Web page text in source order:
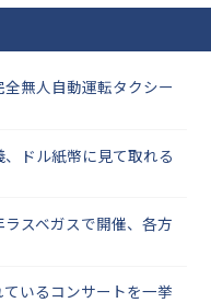
無人自動運転タクシー
ドル紙幣に見て取れる
スベガスで開催、各方
いるコンサートを一挙